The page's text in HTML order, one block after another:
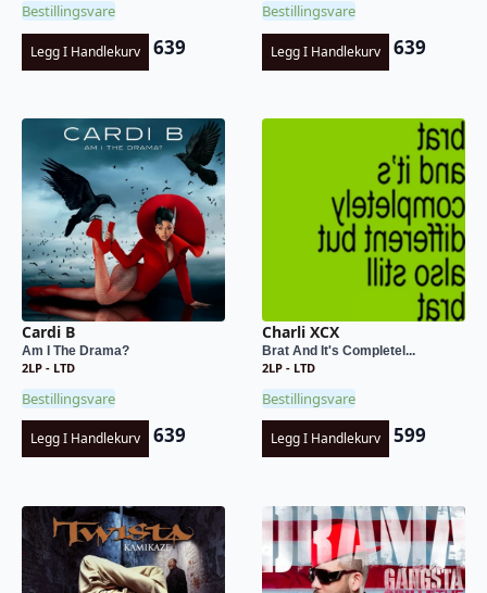
Bestillingsvare
Legg I Handlekurv 639
Bestillingsvare
Legg I Handlekurv 639
Cardi B
Am I The Drama?
2LP - LTD
Bestillingsvare
Legg I Handlekurv 639
Charli XCX
Brat And It's Completel...
2LP - LTD
Bestillingsvare
Legg I Handlekurv 599